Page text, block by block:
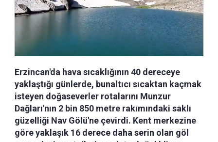
Erzincan'da hava sıcaklığının 40 dereceye
yaklaştığı günlerde, bunaltıcı sıcaktan kaçmak
isteyen doğaseverler rotalarını Munzur
Dağları'nın 2 bin 850 metre rakımındaki saklı
güzelliği Nav Gölü'ne çevirdi. Kent merkezine
göre yaklaşık 16 derece daha serin olan göl